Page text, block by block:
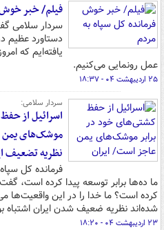
فیلم/ خبر خوش
سردار سلامی
دستاورد عظیم
یافته‌ایم که
عمل رونمایی می‌کنیم.
۲۵ اردیبهشت ۰۴ - ۱۸:۳۷
سردار سلامی:
اسرائیل از
موشک‌های یمن
نظریه تضعیف
فرمانده کل
ما ده‌ها برابر توسعه پیدا کرده است،
کرده است؟ ما خدا را در این واقعیت‌ها
شده‌اند نظریه ضعیف شدن ایران اشتباه
۲۳ اردیبهشت ۰۴ - ۱۸:۲۰